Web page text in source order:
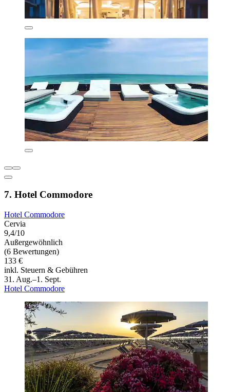
7. Hotel Commodore
Hotel Commodore
Cervia
9,4/10
Außergewöhnlich
(6 Bewertungen)
133 €
inkl. Steuern & Gebühren
31. Aug.–1. Sept.
Hotel Commodore